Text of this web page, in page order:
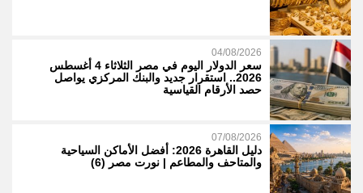
04/08/2026
سعر الدولار اليوم في مصر الثلاثاء 4 أغسطس
2026.. استقرار جديد والبنك المركزي يواصل
حصد الأرقام القياسية
07/08/2026
دليل القاهرة 2026: أفضل الأماكن السياحية
والمتاحف والمطاعم | نورت مصر (6)